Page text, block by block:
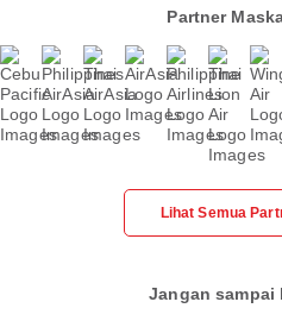
Partner
Lihat Semua
Jangan sampai